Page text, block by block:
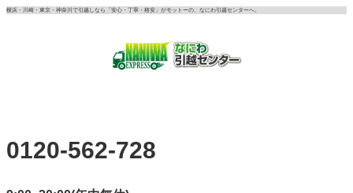
コ
ッ
プ
横浜・川崎・東京・神奈川で引越しなら「安心・丁寧・格安」がモットーの、なにわ引越センターへ。
0120-562-728